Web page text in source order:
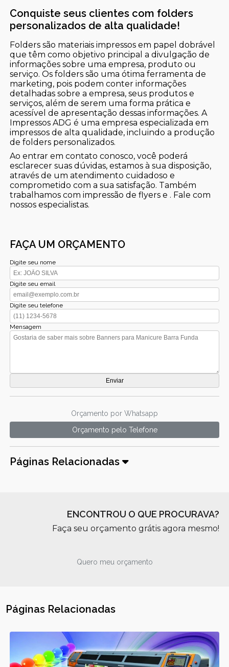
Conquiste seus clientes com folders
personalizados de alta qualidade!
Folders são materiais impressos em papel dobrável
que têm como objetivo principal a divulgação de
informações sobre uma empresa, produto ou
serviço. Os folders são uma ótima ferramenta de
marketing, pois podem conter informações
detalhadas sobre a empresa, seus produtos e
serviços, além de serem uma forma prática e
acessível de apresentação dessas informações. A
Impressos ADG é uma empresa especializada em
impressos de alta qualidade, incluindo a produção
de folders personalizados.
Ao entrar em contato conosco, você poderá
esclarecer suas dúvidas, estamos à sua disposição,
através de um atendimento cuidadoso e
comprometido com a sua satisfação. Também
trabalhamos com impressão de flyers e . Fale com
nossos especialistas.
FAÇA UM ORÇAMENTO
Digite seu nome
Digite seu email
Digite seu telefone
Mensagem
Orçamento por Whatsapp
Orçamento pelo Telefone
Páginas Relacionadas
ENCONTROU O QUE PROCURAVA?
Faça seu orçamento grátis agora mesmo!
Quero meu orçamento
Páginas Relacionadas